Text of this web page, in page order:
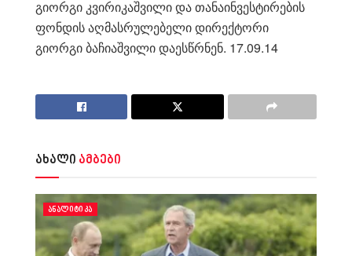
გიორგი კვირიკაშვილი და თანაინვესტირების
ფონდის აღმასრულებელი დირექტორი
გიორგი ბაჩიაშვილი დაესწრნენ. 17.09.14
ახალი ამბები
ᲐᲜᲐᲚᲘᲢᲘᲙᲐ